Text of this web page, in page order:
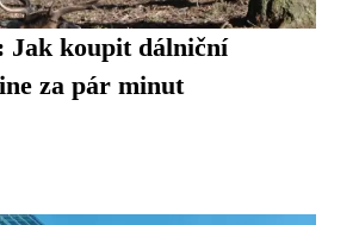
Jak koupit dálniční
za pár minut